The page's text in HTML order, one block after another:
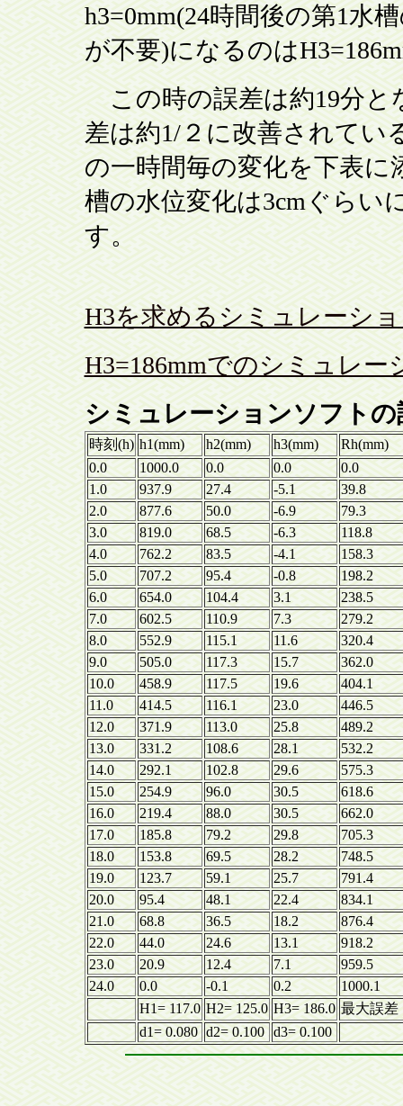
h3=0mm(24時間後の第1水
が不要)になるのは
この時の誤差は約19分と
差は約1/２に改善されてい
の一時間毎の変化を下表に
槽の水位変化は3cmぐらい
す。
H3を求めるシミュレーショ
H3=186mmでのシミュレー
シミュレーションソフトの
時刻(h) h1(mm) h2(mm) h3(mm)
Rh(mm)
0.0
1000.0 0.0 0.0
0.0
1.0
937.9 27.4 -5.1
39.8
2.0
877.6 50.0 -6.9
79.3
3.0
819.0 68.5 -6.3
118.8
4.0
762.2 83.5 -4.1
158.3
5.0
707.2 95.4 -0.8
198.2
6.0
654.0 104.4 3.1
238.5
7.0
602.5 110.9 7.3
279.2
8.0
552.9 115.1 11.6
320.4
9.0
505.0 117.3 15.7
362.0
10.0
458.9 117.5 19.6
404.1
11.0
414.5 116.1 23.0
446.5
12.0
371.9 113.0 25.8
489.2
13.0
331.2 108.6 28.1
532.2
14.0
292.1 102.8 29.6
575.3
15.0
254.9 96.0 30.5
618.6
16.0
219.4 88.0 30.5
662.0
17.0
185.8 79.2 29.8
705.3
18.0
153.8 69.5 28.2
748.5
19.0
123.7 59.1 25.7
791.4
20.0
95.4 48.1 22.4
834.1
21.0
68.8 36.5 18.2
876.4
22.0
44.0 24.6 13.1
918.2
23.0
20.9 12.4 7.1
959.5
24.0
0.0 -0.1 0.2
1000.1
H1= 117.0 H2= 125.0 H3= 186.0 最大誤差
d1= 0.080 d2= 0.100 d3= 0.100